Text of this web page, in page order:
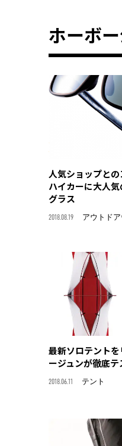
ホーボ
人気ショップと
ハイカーに大人
グラス
2018.08.19 アウトド
最新ソロテント
ージュンが徹底テ
2018.06.11 テント